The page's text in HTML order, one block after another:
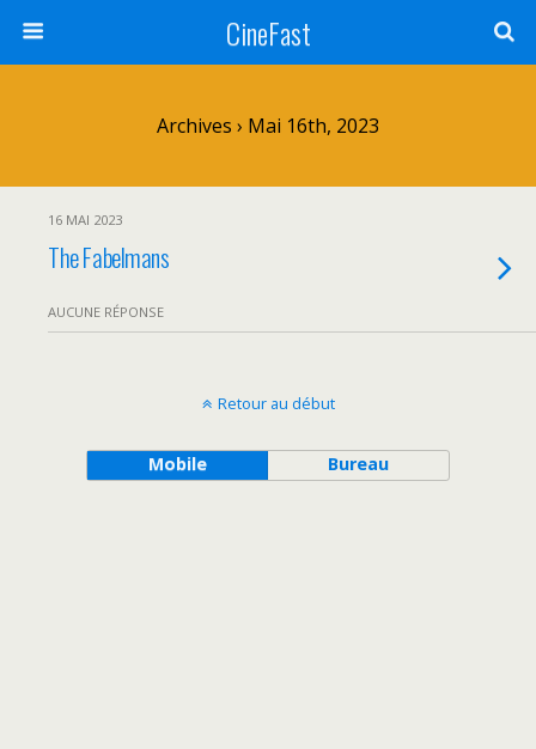
CineFast
Archives › Mai 16th, 2023
16 MAI 2023
The Fabelmans
AUCUNE RÉPONSE
Retour au début
Mobile Bureau